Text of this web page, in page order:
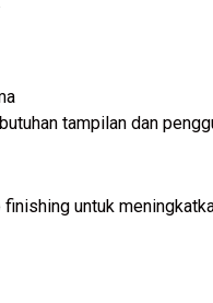
tampilan dan
untuk